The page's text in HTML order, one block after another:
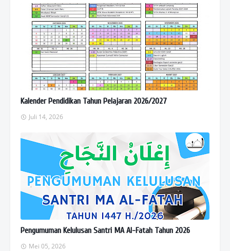
Kalender Pendidikan Tahun Pelajaran 2026/2027
Juli 14, 2026
Pengumuman Kelulusan Santri MA Al-Fatah Tahun 2026
Mei 05, 2026